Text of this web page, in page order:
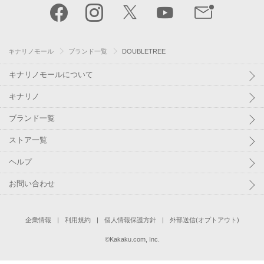
キナリノモール ブランド一覧 DOUBLETREE
キナリノモールについて
キナリノ
ブランド一覧
ストア一覧
ヘルプ
お問い合わせ
企業情報 利用規約 個人情報保護方針 外部送信(オプトアウト)
©Kakaku.com, Inc.